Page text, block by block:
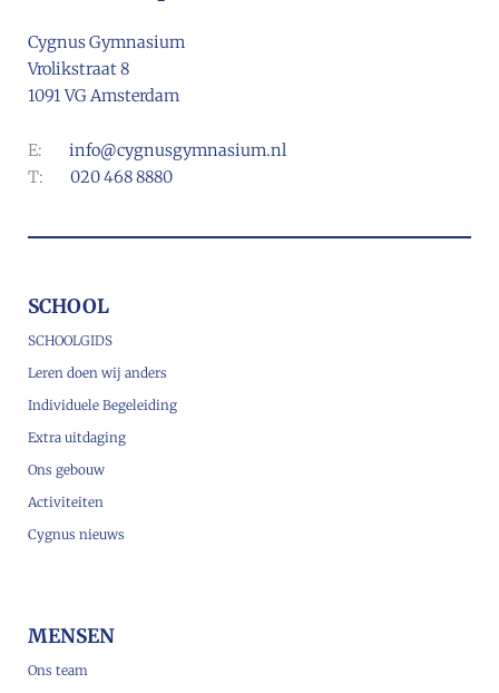
Cygnus Gymnasium
Vrolikstraat 8
1091 VG Amsterdam
E: info@cygnusgymnasium.nl
T: 020 468 8880
SCHOOL
SCHOOLGIDS
Leren doen wij anders
Individuele Begeleiding
Extra uitdaging
Ons gebouw
Activiteiten
Cygnus nieuws
MENSEN
Ons team